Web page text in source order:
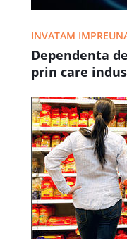
INVATAM
Dependenta
prin care